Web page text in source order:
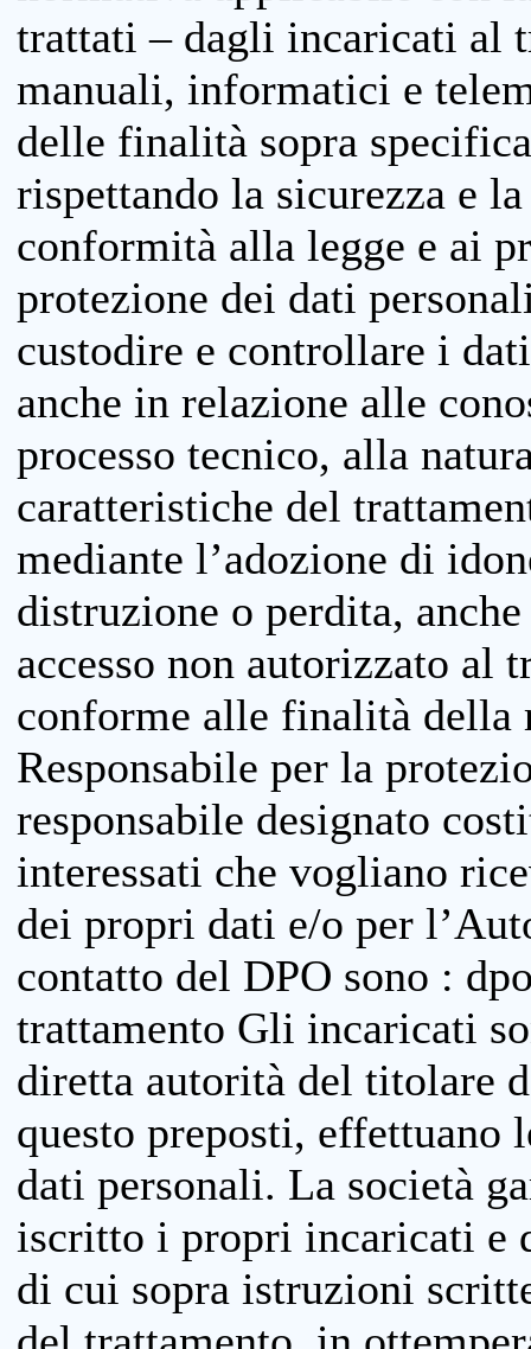
trattati – dagli incaricati al
manuali, informatici e
delle finalità sopra
rispettando la sicurezza e
conformità alla legge e ai
protezione dei dati
custodire e controllare i
anche in relazione alle
processo tecnico, alla
caratteristiche del
mediante l’adozione di
distruzione o perdita,
accesso non autorizzato al
conforme alle finalità della
Responsabile per la
responsabile designato
interessati che vogliano
dei propri dati e/o per
contatto del DPO sono :
trattamento Gli incaricati
diretta autorità del titolare
questo preposti, effettuano
dati personali. La società
iscritto i propri incaricati e
di cui sopra istruzioni